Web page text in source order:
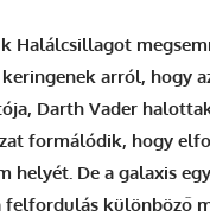
Halálcsillagot
arról, hogy
Darth Vader
formálódik, hogy
helyét. De a galaxis
felfordulás különböző